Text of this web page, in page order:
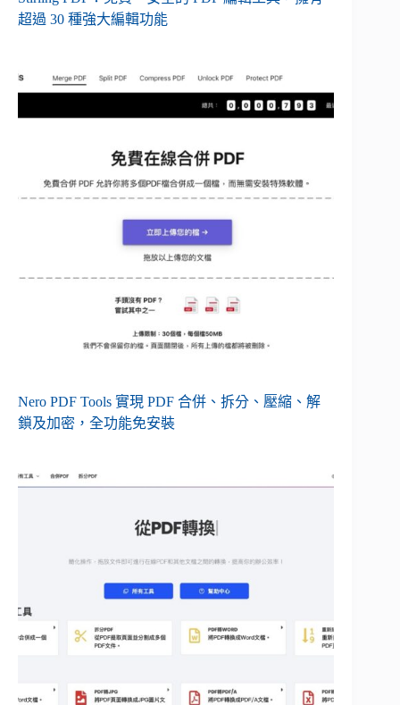
超過 30 種強大編輯功能
Nero PDF Tools 實現 PDF 合併、拆分、壓縮、解
鎖及加密，全功能免安裝